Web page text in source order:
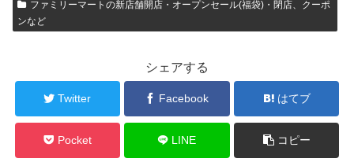
ファミリーマートの新店舗開店・オープンセール(福袋)・閉店、クーポ
ンなど
シェアする
Twitter Facebook はてブ
Pocket LINE コピー